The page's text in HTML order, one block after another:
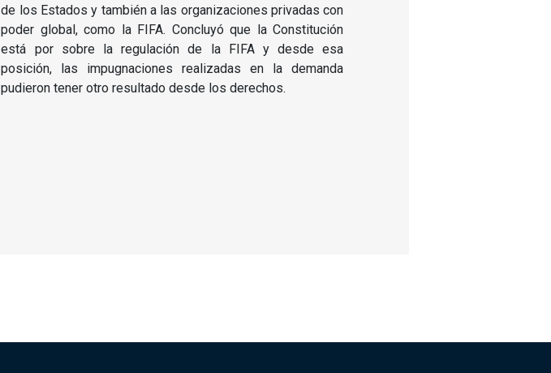
de los Estados y también a las organizaciones privadas con
poder global, como la FIFA. Concluyó que la Constitución
está por sobre la regulación de la FIFA y desde esa
posición, las impugnaciones realizadas en la demanda
pudieron tener otro resultado desde los derechos.